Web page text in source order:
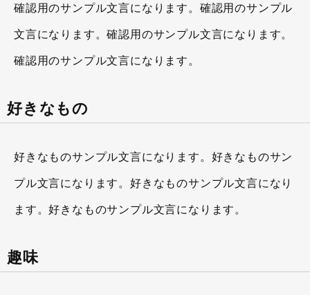
確認用のサンプル文言になります。確認用のサンプル
文言になります。確認用のサンプル文言になります。
確認用のサンプル文言になります。
好きなもの
好きなものサンプル文言になります。好きなものサン
プル文言になります。好きなものサンプル文言になり
ます。好きなものサンプル文言になります。
趣味